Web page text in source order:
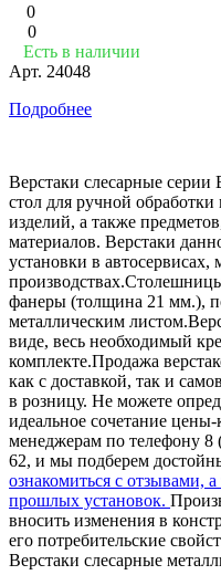
0
0
Есть в наличии
Арт. 24048
Подробнее
Верстаки слесарные серии
стол для ручной
изделий, а также
материалов. Верстаки
установки в автосервисах,
фанеры (толщина 21 мм.),
металлическим
виде, весь необходимый
комплекте.Продажа
как с доставкой, так и
в розницу. Не можете
идеальное сочетание
менеджерам по телефону 8
62, и мы подберем
ознакомиться с отзывами,
прошлых установок.
вносить изменения в
его потребительские
Верстаки слесарные